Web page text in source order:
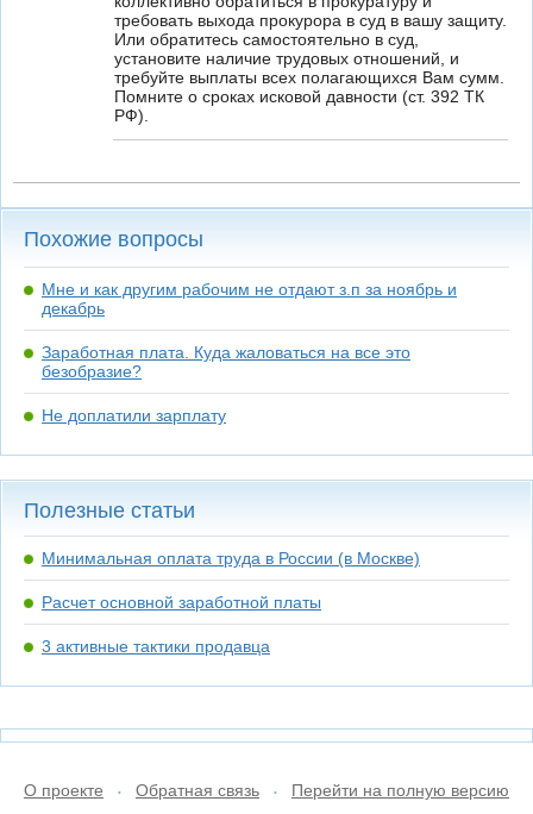
требовать выхода прокурора в суд в вашу защиту.
Или обратитесь самостоятельно в суд,
установите наличие трудовых отношений, и
требуйте выплаты всех полагающихся Вам сумм.
Помните о сроках исковой давности (ст. 392 ТК
РФ).
Похожие вопросы
Мне и как другим рабочим не отдают з.п за ноябрь и
декабрь
Заработная плата. Куда жаловаться на все это
безобразие?
Не доплатили зарплату
Полезные статьи
Минимальная оплата труда в России (в Москве)
Расчет основной заработной платы
3 активные тактики продавца
О проекте • Обратная связь • Перейти на полную версию